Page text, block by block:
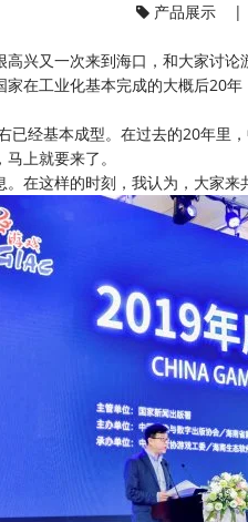
产品展示
兴又一次来到海口，和大家讨论
在工业化基本完成的大概后20
已经基本成型。在过去的20年里
上就要来了。
在这样的时刻，我认为，大家来